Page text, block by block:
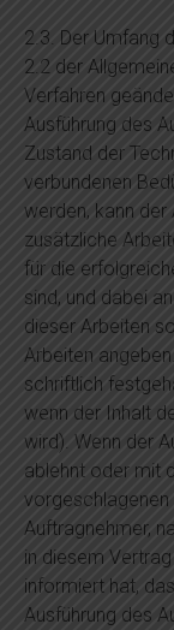
2.3. Der Umfang
2.2 der
Verfahren
Ausführung des
Zustand der
verbundenen
werden, kann
zusätzliche
für die
sind, und dabei
dieser Arbeiten
Arbeiten
schriftlich
wenn der Inhalt
wird). Wenn der
ablehnt oder mit
vorgeschlagenen
Auftragnehmer,
in diesem
informiert hat,
Ausführung des